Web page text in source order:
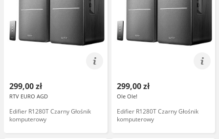
299,00 zł
RTV EURO AGD
Edifier R1280T Czarny Głośnik
komputerowy
299,00 zł
Ole Ole!
Edifier R1280T Czarny Głośnik
komputerowy